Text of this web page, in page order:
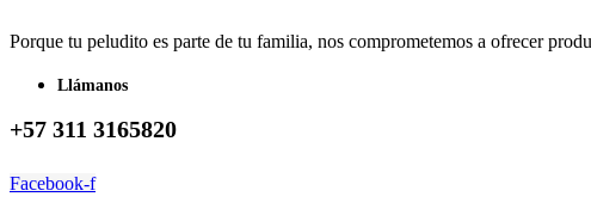
Porque tu peludito es parte de tu familia, nos comprometemos a ofrecer
Llámanos
+57 311 3165820
Facebook-f